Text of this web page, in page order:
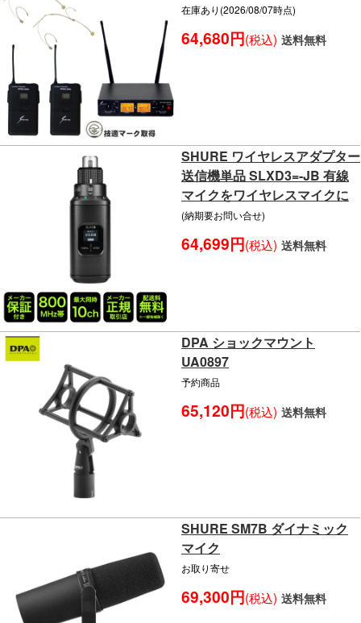
在庫あり(2026/08/07時点)
64,680円(税込) 送料無料
SHURE ワイヤレスアダプター
送信機単品 SLXD3=-JB 有線
マイクをワイヤレスマイクに
(納期要お問い合せ)
64,699円(税込) 送料無料
DPA ショックマウント
UA0897
予約商品
65,120円(税込) 送料無料
SHURE SM7B ダイナミック
マイク
お取り寄せ
69,300円(税込) 送料無料